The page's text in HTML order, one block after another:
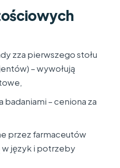
zza pierwszego stołu
– wywołują
– ceniona za
przez farmaceutów
język i potrzeby